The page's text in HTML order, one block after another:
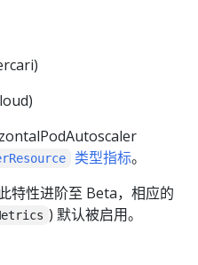
类型指标。
特性进阶至 Beta，相应的
) 默认被启用。